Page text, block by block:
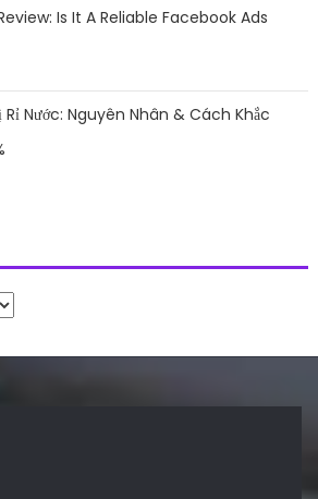
Is It A Reliable Facebook Ads
Nước: Nguyên Nhân & Cách Khắc